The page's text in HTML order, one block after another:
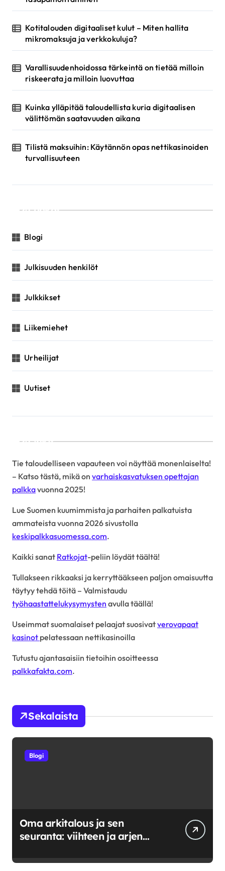
s
Kotitalouden digitaaliset kulut – Miten hallita
mikromaksuja ja verkkokuluja?
Varallisuudenhoidossa tärkeintä on tietää milloin
riskeerata ja milloin luovuttaa
Kuinka ylläpitää taloudellista kuria digitaalisen
välittömän saatavuuden aikana
Tilistä maksuihin: Käytännön opas nettikasinoiden
turvallisuuteen
Luokat
Blogi
Julkisuuden henkilöt
Julkkikset
Liikemiehet
Urheilijat
Uutiset
Linkit
Tie taloudelliseen vapauteen voi näyttää monenlaiselta!
– Katso tästä, mikä on varhaiskasvatuksen opettajan
palkkavuonna 2025!
Lue Suomen kuumimmista ja parhaiten palkatuista
ammateista vuonna 2026 sivustolla
keskipalkkasuomessa.com.
Kaikki sanat Ratkojat-peliin löydät täältä!
Tullakseen rikkaaksi ja kerryttääkseen paljon omaisuutta
täytyy tehdä töitä – Valmistaudu
työhaastattelukysymysten avulla täällä!
Useimmat suomalaiset pelaajat suosivatverovapaat
kasinot pelatessaan nettikasinoilla
Tutustu ajantasaisiin tietoihin osoitteessa
palkkafakta.com.
Sekalaista
Blogi
Oma arkitalous ja sen
seuranta: viihteen ja arjen